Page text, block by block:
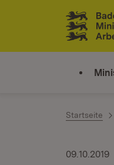
Zum Inhalt
Link zur
Startseite
09.10.2019